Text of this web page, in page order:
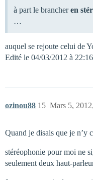
à part le brancheren
…
auquel se rejoute celui de
Edité le 04/03/2012 à 22:16
ozinou88 Mars 5,
15
Quand je disais que je n’y
stéréophonie pour moi ne
seulement deux haut-